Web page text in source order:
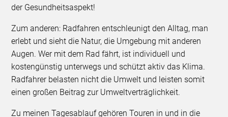
der Gesundheitsaspekt!
Zum anderen: Radfahren entschleunigt den Alltag, man
erlebt und sieht die Natur, die Umgebung mit anderen
Augen. Wer mit dem Rad fährt, ist individuell und
kostengünstig unterwegs und schützt aktiv das Klima.
Radfahrer belasten nicht die Umwelt und leisten somit
einen großen Beitrag zur Umweltverträglichkeit.
Zu meinen Tagesablauf gehören Touren in und in die